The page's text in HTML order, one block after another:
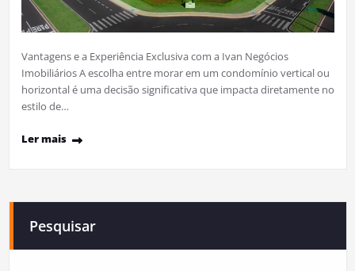
Vantagens e a Experiência Exclusiva com a Ivan Negócios
Imobiliários A escolha entre morar em um condomínio vertical ou
horizontal é uma decisão significativa que impacta diretamente no
estilo de…
Ler mais
Pesquisar